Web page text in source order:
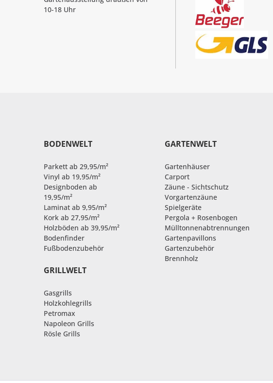
10-18 Uhr
BODENWELT
Parkett ab 29,95/m²
Vinyl ab 19,95/m²
Designboden ab
19,95/m²
Laminat ab 9,95/m²
Kork ab 27,95/m²
Holzböden ab 39,95/m²
Bodenfinder
Fußbodenzubehör
GRILLWELT
Gasgrills
Holzkohlegrills
Petromax
Napoleon Grills
Rösle Grills
GARTENWELT
Gartenhäuser
Carport
Zäune - Sichtschutz
Vorgartenzäune
Spielgeräte
Pergola + Rosenbogen
Mülltonnenabtrennungen
Gartenpavillons
Gartenzubehör
Brennholz